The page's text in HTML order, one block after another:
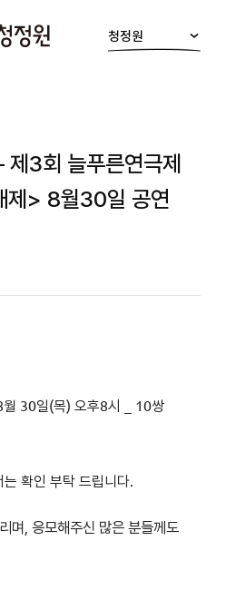
청정원
제3회 늘푸른연극제
제> 8월30일 공연
월 30일(목) 오후8시
_ 10쌍
확인 부탁 드립니다.
며, 응모해주신 많은 분들께도